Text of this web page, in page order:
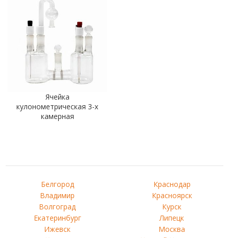
Ячейка
кулонометрическая 3-х
камерная
Белгород
Владимир
Волгоград
Екатеринбург
Ижевск
Краснодар
Красноярск
Курск
Липецк
Москва